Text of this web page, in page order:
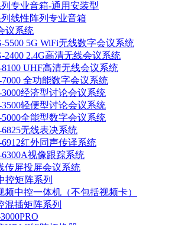
专业音箱-通用安装型
线性阵列专业音箱
议系统
5500 5G WiFi无线数字会议系统
2400 2.4G高清无线会议系统
UHF高清无线会议系统
全功能数字会议系统
经济型讨论会议系统
轻便型讨论会议系统
全能型数字会议系统
无线表决系统
红外同声传译系统
视像跟踪系统
传屏投屏会议系统
控矩阵系列
频中控一体机（不包括视频卡）
混插矩阵系列